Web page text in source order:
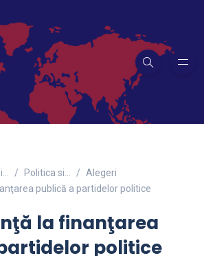
Politica si...
Alegeri
publică a partidelor politice
la finanţarea
politice